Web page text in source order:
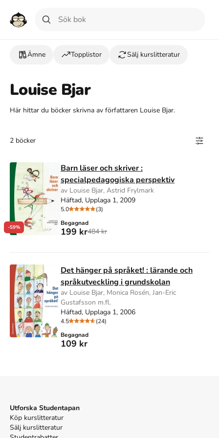
Ämne Topplistor Sälj kurslitteratur
Louise Bjar
Här hittar du böcker skrivna av författaren Louise Bjar.
2 böcker
-59%
Barn läser och skriver :
specialpedagogiska perspektiv
av Louise Bjar, Astrid Frylmark
Häftad, Upplaga 1, 2009
5.0
(3)
Begagnad
199 kr484 kr
Det hänger på språket! : lärande och
språkutveckling i grundskolan
av Louise Bjar, Monica Rosén, Jan-Eric
Gustafsson m.fl.
Häftad, Upplaga 1, 2006
4.5
(24)
Begagnad
109 kr
Utforska Studentapan
Köp kurslitteratur
Sälj kurslitteratur